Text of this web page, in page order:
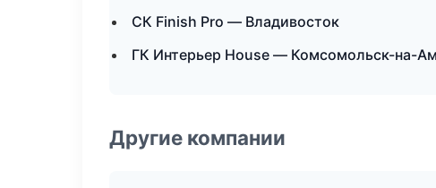
СК Finish Pro — Владивосток
ГК Интерьер House — Комсомольск-на-
Другие компании